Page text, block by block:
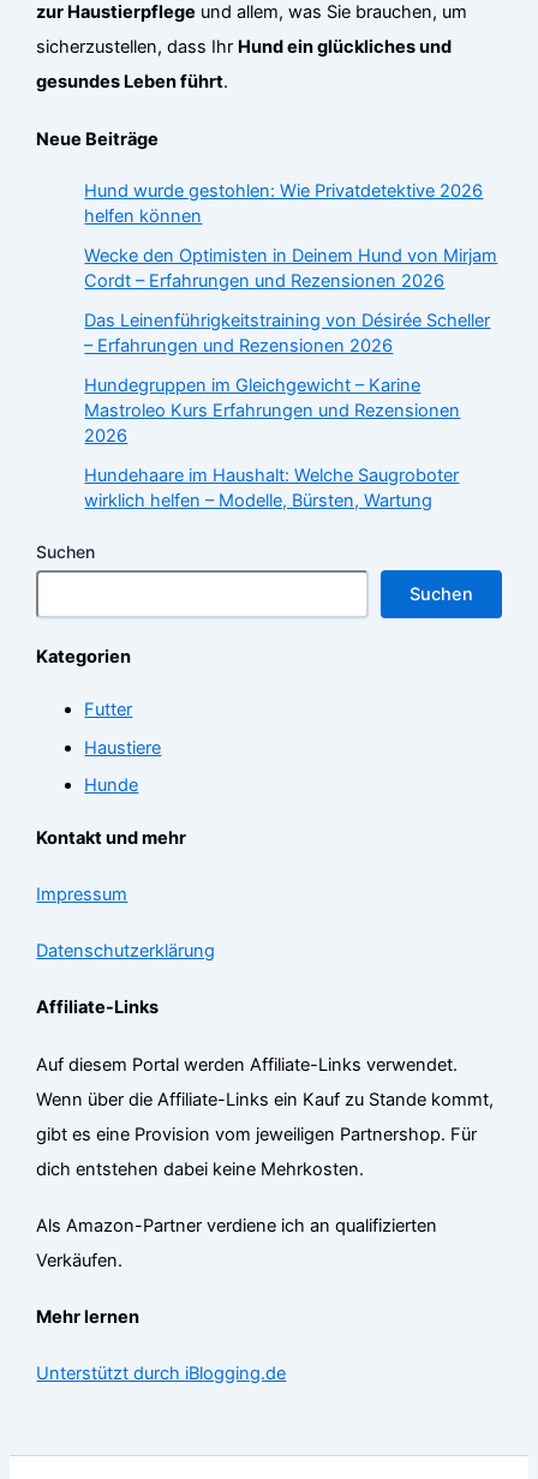
zur Haustierpflege und allem, was Sie brauchen, um
sicherzustellen, dass Ihr Hund ein glückliches und
gesundes Leben führt.
Neue Beiträge
Hund wurde gestohlen: Wie Privatdetektive 2026
helfen können
Wecke den Optimisten in Deinem Hund von Mirjam
Cordt – Erfahrungen und Rezensionen 2026
Das Leinenführigkeitstraining von Désirée Scheller
– Erfahrungen und Rezensionen 2026
Hundegruppen im Gleichgewicht – Karine
Mastroleo Kurs Erfahrungen und Rezensionen
2026
Hundehaare im Haushalt: Welche Saugroboter
wirklich helfen – Modelle, Bürsten, Wartung
Suchen
Suchen
Kategorien
Futter
Haustiere
Hunde
Kontakt und mehr
Impressum
Datenschutzerklärung
Affiliate-Links
Auf diesem Portal werden Affiliate-Links verwendet.
Wenn über die Affiliate-Links ein Kauf zu Stande kommt,
gibt es eine Provision vom jeweiligen Partnershop. Für
dich entstehen dabei keine Mehrkosten.
Als Amazon-Partner verdiene ich an qualifizierten
Verkäufen.
Mehr lernen
Unterstützt durch iBlogging.de